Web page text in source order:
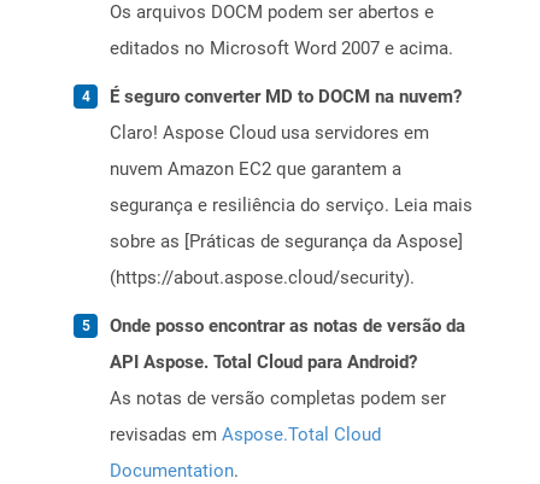
Os arquivos DOCM podem ser abertos e
editados no Microsoft Word 2007 e acima.
É seguro converter MD to DOCM na nuvem?
Claro! Aspose Cloud usa servidores em
nuvem Amazon EC2 que garantem a
segurança e resiliência do serviço. Leia mais
sobre as [Práticas de segurança da Aspose]
(https://about.aspose.cloud/security).
Onde posso encontrar as notas de versão da
API Aspose. Total Cloud para Android?
As notas de versão completas podem ser
revisadas em Aspose.Total Cloud
Documentation.